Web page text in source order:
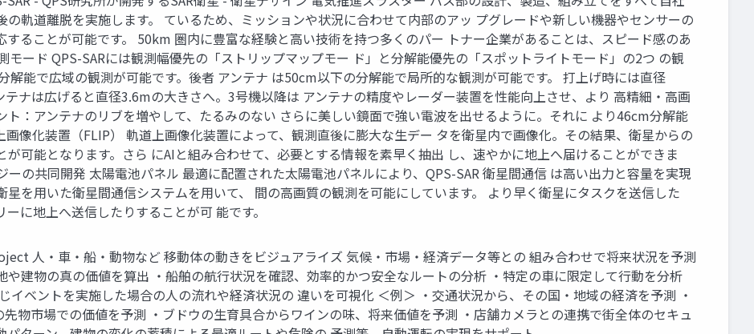
軌道離脱を実施します。 ているため、ミッションや状況に合わせて内部のアッ プグレードや新しい機器やセンサーの
ることが可能です。 50km 圏内に豊富な経験と高い技術を持つ多くのパー トナー企業があることは、スピード感のあ
モード QPS-SARには観測幅優先の「ストリップマップモー ド」と分解能優先の「スポットライトモード」の2つ の観
解能で広域の観測が可能です。後者 アンテナ は50cm以下の分解能で局所的な観測が可能です。 打上げ時には直径
ナは広げると直径3.6mの大きさへ。3号機以降は アンテナの精度やレーダー装置を性能向上させ、より 高精細・高画
：アンテナのリブを増やして、たるみのない さらに美しい鏡面で強い電波を出せるように。それに より46cm分解能
像化装置（FLIP） 軌道上画像化装置によって、観測直後に膨大な生デー タを衛星内で画像化。その結果、衛星からの
可能となります。さら にAIと組み合わせて、必要とする情報を素早く抽出 し、速やかに地上へ届けることができま
の共同開発 太陽電池パネル 最適に配置された太陽電池パネルにより、QPS-SAR 衛星間通信 は高い出力と容量を実現
星を用いた衛星間通信システムを用いて、 間の高画質の観測を可能にしています。 より早く衛星にタスクを送信した
に地上へ送信したりすることが可 能です。
人・車・船・動物など 移動体の動きをビジュアライズ 気候・市場・経済データ等との 組み合わせで将来状況を予測
や建物の真の価値を算出 ・船舶の航行状況を確認、効率的かつ安全なルートの分析 ・特定の車に限定して行動を分析
イベントを実施した場合の人の流れや経済状況の 違いを可視化 ＜例＞ ・交通状況から、その国・地域の経済を予測 ・
物市場での価値を予測 ・ブドウの生育具合からワインの味、将来価値を予測 ・店舗カメラとの連携で街全体のセキュ